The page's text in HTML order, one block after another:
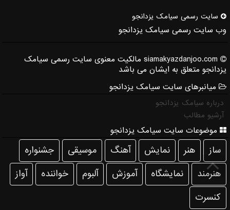
سایت رسمی سیامك یزدانجو
وب سایت رسمی سیامک یزدانجو
siamakyazdanjoo.com مالکیت معنوی سایت رسمی سیامک
یزدانجو متعلق به ایشان می باشد
میانبرهای سایت سیامک یزدانجو
درباره سیامک یزدانجو
آرشیو مطالب
موضوعات سایت سیامک یزدانجو
ساز هنر نمایش آهنگ موسیقی
جشنواره
هنرمند
نمایشگاه آموزش آلبوم خواننده
آواز
كنسرت